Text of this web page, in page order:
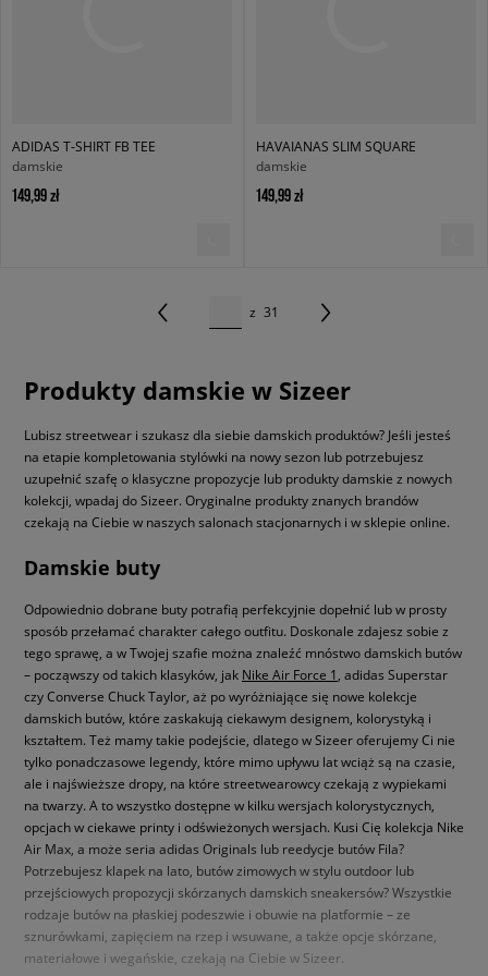
ADIDAS T-SHIRT FB TEE
damskie
149,99 zł
HAVAIANAS SLIM SQUARE
damskie
149,99 zł
z 31
Produkty damskie w Sizeer
Lubisz streetwear i szukasz dla siebie damskich produktów? Jeśli jesteś
na etapie kompletowania stylówki na nowy sezon lub potrzebujesz
uzupełnić szafę o klasyczne propozycje lub produkty damskie z nowych
kolekcji, wpadaj do Sizeer. Oryginalne produkty znanych brandów
czekają na Ciebie w naszych salonach stacjonarnych i w sklepie online.
Damskie buty
Odpowiednio dobrane buty potrafią perfekcyjnie dopełnić lub w prosty
sposób przełamać charakter całego outfitu. Doskonale zdajesz sobie z
tego sprawę, a w Twojej szafie można znaleźć mnóstwo damskich butów
– począwszy od takich klasyków, jak Nike Air Force 1 , adidas Superstar
czy Converse Chuck Taylor, aż po wyróżniające się nowe kolekcje
damskich butów, które zaskakują ciekawym designem, kolorystyką i
kształtem. Też mamy takie podejście, dlatego w Sizeer oferujemy Ci nie
tylko ponadczasowe legendy, które mimo upływu lat wciąż są na czasie,
ale i najświeższe dropy, na które streetwearowcy czekają z wypiekami
na twarzy. A to wszystko dostępne w kilku wersjach kolorystycznych,
opcjach w ciekawe printy i odświeżonych wersjach. Kusi Cię kolekcja Nike
Air Max, a może seria adidas Originals lub reedycje butów Fila?
Potrzebujesz klapek na lato, butów zimowych w stylu outdoor lub
przejściowych propozycji skórzanych damskich sneakersów? Wszystkie
rodzaje butów na płaskiej podeszwie i obuwie na platformie – ze
sznurówkami, zapięciem na rzep i wsuwane, a także opcje skórzane,
materiałowe i wegańskie, czekają na Ciebie w Sizeer.